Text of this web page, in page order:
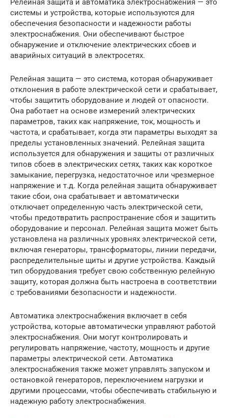
Релейная защита и автоматика электроснабжения — это
системы и устройства, которые используются для
обеспечения безопасности и надежности работы
электроснабжения. Они обеспечивают быстрое
обнаружение и отключение электрических сбоев и
аварийных ситуаций в электросетях.
Релейная защита — это система, которая обнаруживает
отклонения в работе электрической сети и срабатывает,
чтобы защитить оборудование и людей от опасности.
Она работает на основе измерений электрических
параметров, таких как напряжение, ток, мощность и
частота, и срабатывает, когда эти параметры выходят за
пределы установленных значений. Релейная защита
используется для обнаружения и защиты от различных
типов сбоев в электрических сетях, таких как короткое
замыкание, перегрузка, недостаточное или чрезмерное
напряжение и т.д. Когда релейная защита обнаруживает
такие сбои, она срабатывает и автоматически
отключает определенную часть электрической сети,
чтобы предотвратить распространение сбоя и защитить
оборудование и персонал. Релейная защита может быть
установлена на различных уровнях электрической сети,
включая генераторы, трансформаторы, линии передачи,
распределительные щиты и другие устройства. Каждый
тип оборудования требует свою собственную релейную
защиту, которая должна быть настроена в соответствии
с требованиями безопасности и надежности.
Автоматика электроснабжения включает в себя
устройства, которые автоматически управляют работой
электроснабжения. Они могут контролировать и
регулировать напряжение, частоту, мощность и другие
параметры электрической сети. Автоматика
электроснабжения также может управлять запуском и
остановкой генераторов, переключением нагрузки и
другими процессами, чтобы обеспечивать стабильную и
надежную работу электроснабжения.